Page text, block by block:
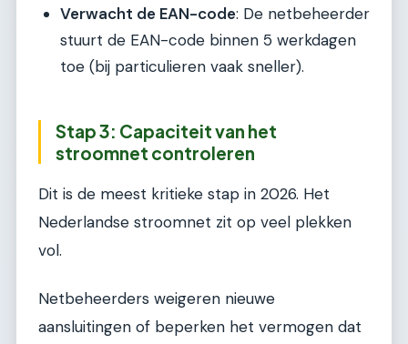
Verwacht de EAN-code: De netbeheerder
stuurt de EAN-code binnen 5 werkdagen
toe (bij particulieren vaak sneller).
Stap 3: Capaciteit van het
stroomnet controleren
Dit is de meest kritieke stap in 2026. Het
Nederlandse stroomnet zit op veel plekken
vol.
Netbeheerders weigeren nieuwe
aansluitingen of beperken het vermogen dat